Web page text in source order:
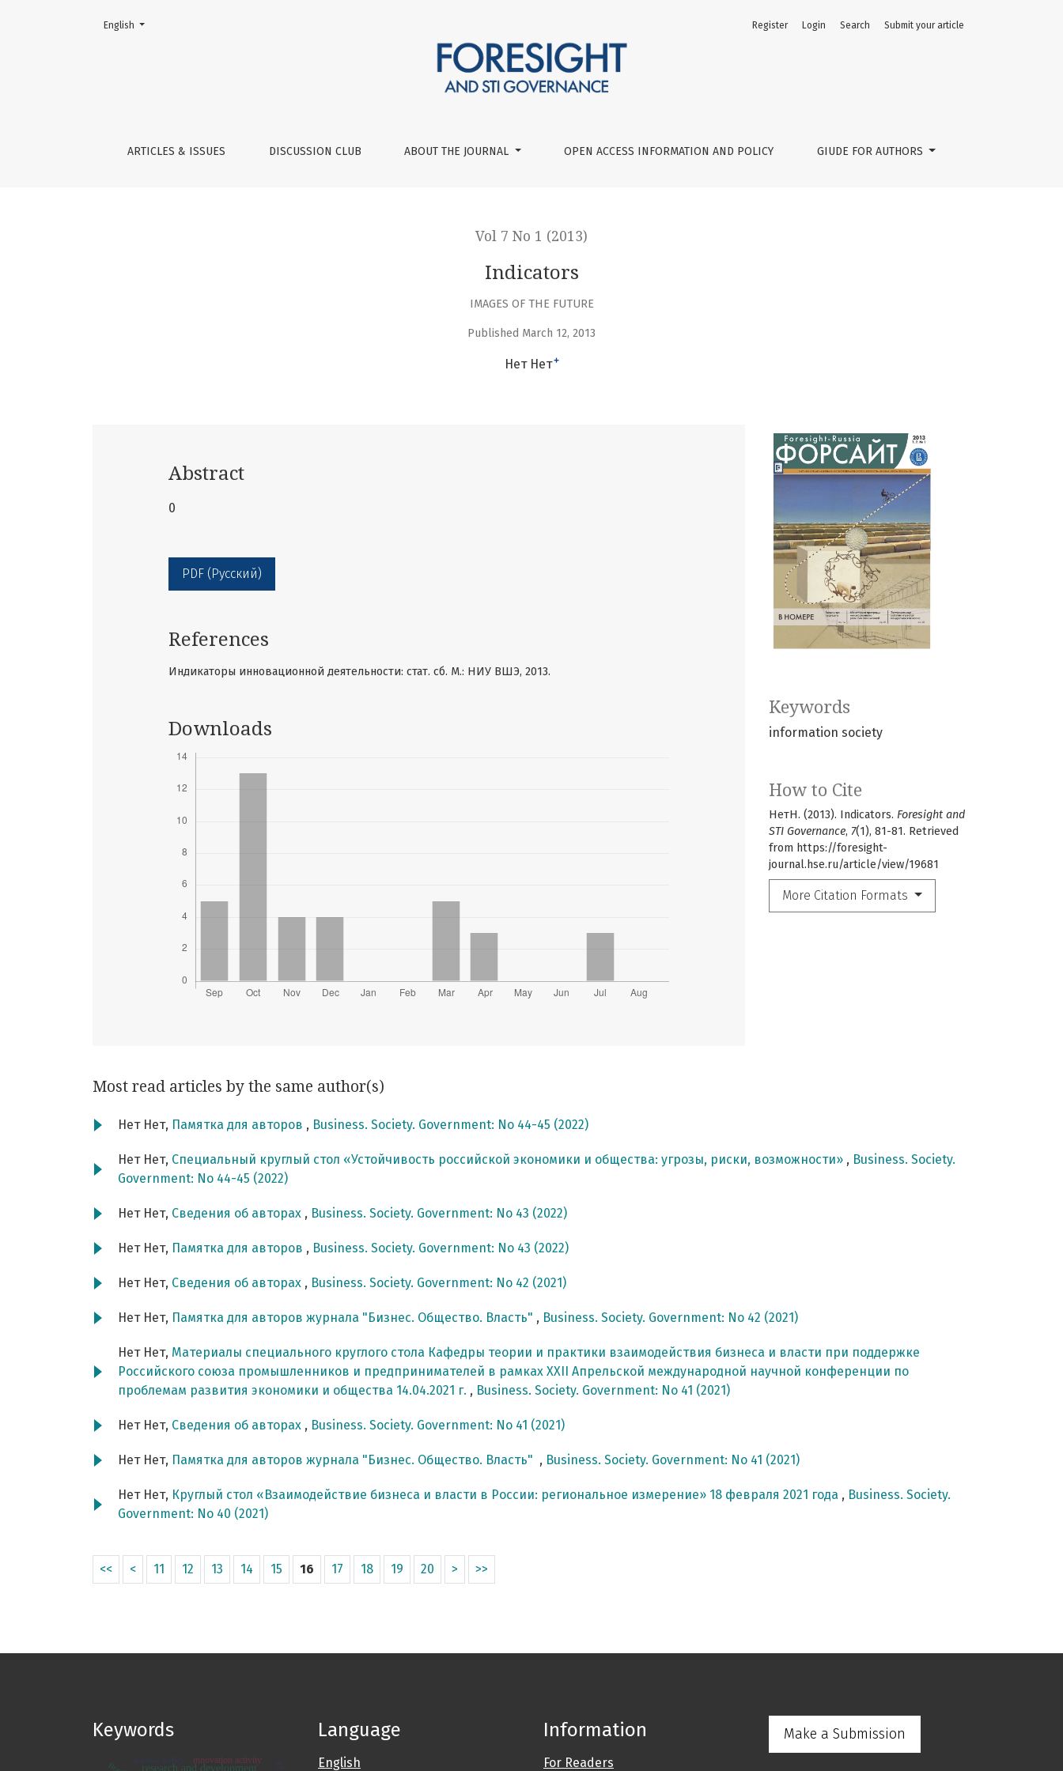
Indicators
ARTICLES & ISSUES DISCUSSION CLUB ABOUT THE JOURNAL OPEN ACCESS INFORMATION AND POLICY GIUDE FOR AUTHORS
Register Login Search Submit your article
Change the language. The current language is:
English
Vol 7 No 1 (2013)
Indicators
IMAGES OF THE FUTURE
Published March 12, 2013
Нет Нет+
Keywords
information society
How to Cite
НетН. (2013). Indicators. Foresight and
STI Governance, 7(1), 81-81. Retrieved
from https://foresight-
journal.hse.ru/article/view/19681
More Citation Formats
Abstract
0
PDF (Русский)
References
Индикаторы инновационной деятельности: cтат. сб. М.: НИУ ВШЭ, 2013.
Downloads
Most read articles by the same author(s)
Нет Нет, Памятка для авторов , Business. Society. Government: No 44-45 (2022)
Нет Нет, Специальный круглый стол «Устойчивость российской экономики и общества: угрозы, риски, возможности» , Business. Society.
Government: No 44-45 (2022)
Нет Нет, Сведения об авторах , Business. Society. Government: No 43 (2022)
Нет Нет, Памятка для авторов , Business. Society. Government: No 43 (2022)
Нет Нет, Сведения об авторах , Business. Society. Government: No 42 (2021)
Нет Нет, Памятка для авторов журнала "Бизнес. Общество. Власть" , Business. Society. Government: No 42 (2021)
Нет Нет, Материалы специального круглого стола Кафедры теории и практики взаимодействия бизнеса и власти при поддержке
Российского союза промышленников и предпринимателей в рамках XXII Апрельской международной научной конференции по
проблемам развития экономики и общества 14.04.2021 г. , Business. Society. Government: No 41 (2021)
Нет Нет, Сведения об авторах , Business. Society. Government: No 41 (2021)
Нет Нет, Памятка для авторов журнала "Бизнес. Общество. Власть" , Business. Society. Government: No 41 (2021)
Нет Нет, Круглый стол «Взаимодействие бизнеса и власти в России: региональное измерение» 18 февраля 2021 года , Business. Society.
Government: No 40 (2021)
<< < 11 12 13 14 15 16 17 18 19 20 > >>
Keywords
research and development
innovation activity
science policy
Language
English
Information
For Readers
Make a Submission